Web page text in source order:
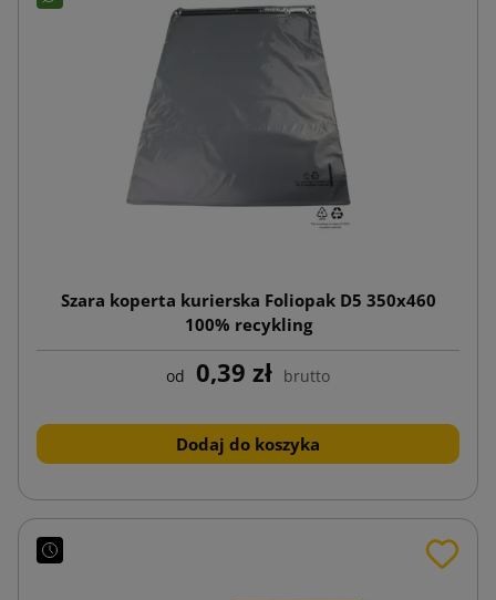
Szara koperta kurierska Foliopak D5 350x460
100% recykling
od 0,39 zł brutto
Dodaj do koszyka